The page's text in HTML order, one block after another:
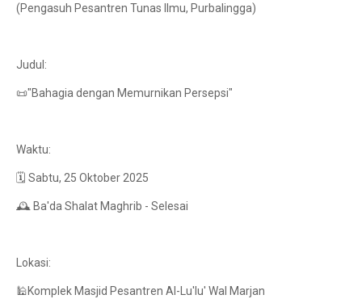
(Pengasuh Pesantren Tunas Ilmu, Purbalingga)
Judul:
📜"Bahagia dengan Memurnikan Persepsi"
Waktu:
🗓️ Sabtu, 25 Oktober 2025
🕰️ Ba'da Shalat Maghrib - Selesai
Lokasi:
🕌Komplek Masjid Pesantren Al-Lu'lu' Wal Marjan